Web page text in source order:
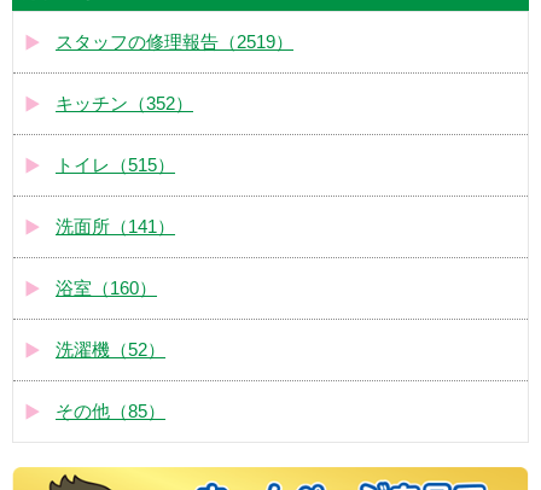
スタッフの修理報告（2519）
キッチン（352）
トイレ（515）
洗面所（141）
浴室（160）
洗濯機（52）
その他（85）